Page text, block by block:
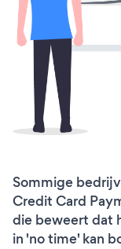
Sommige
Credit Card
die beweert dat
in 'no time' kan